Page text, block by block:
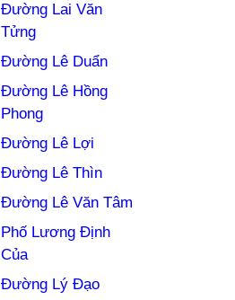
Đường Lai Văn
Tửng
Đường Lê Duẩn
Đường Lê Hồng
Phong
Đường Lê Lợi
Đường Lê Thìn
Đường Lê Văn Tâm
Phố Lương Định
Của
Đường Lý Đạo